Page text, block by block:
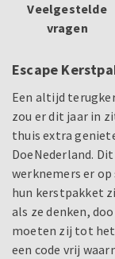
Veelgestelde
vragen
Escape
Een altijd
zou er dit jaar in
thuis extra
DoeNederland.
werknemers er
hun kerstpakket
als ze denken,
moeten zij tot het
een code vrij